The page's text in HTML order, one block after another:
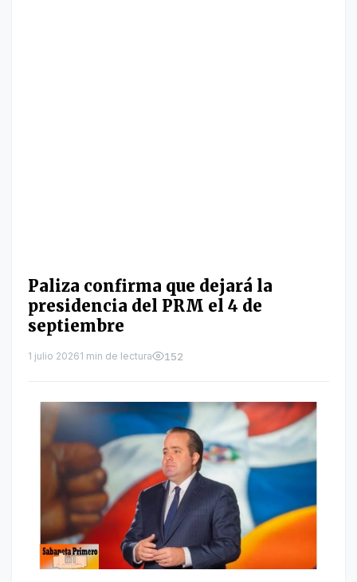
Paliza confirma que dejará la
presidencia del PRM el 4 de
septiembre
1 julio 20261 min de lectura 152